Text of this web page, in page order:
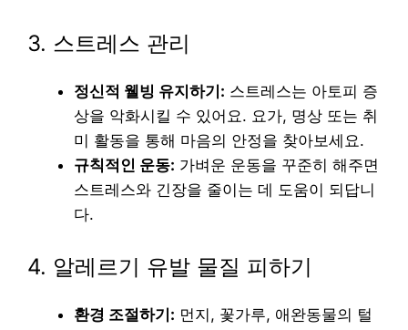
3. 스트레스 관리
정신적 웰빙 유지하기: 스트레스는 아토피 증
상을 악화시킬 수 있어요. 요가, 명상 또는 취
미 활동을 통해 마음의 안정을 찾아보세요.
규칙적인 운동: 가벼운 운동을 꾸준히 해주면
스트레스와 긴장을 줄이는 데 도움이 되답니
다.
4. 알레르기 유발 물질 피하기
환경 조절하기: 먼지, 꽃가루, 애완동물의 털